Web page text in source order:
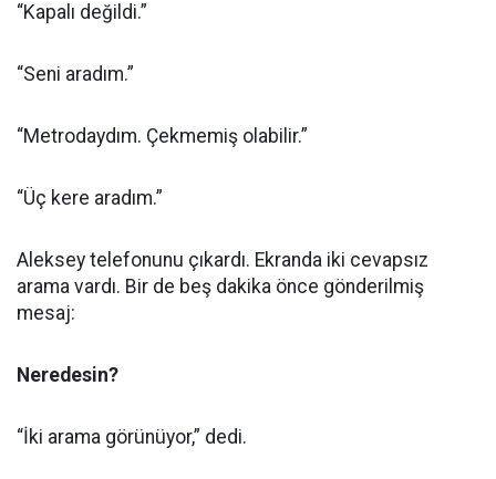
“Kapalı değildi.”
“Seni aradım.”
“Metrodaydım. Çekmemiş olabilir.”
“Üç kere aradım.”
Aleksey telefonunu çıkardı. Ekranda iki cevapsız
arama vardı. Bir de beş dakika önce gönderilmiş
mesaj:
Neredesin?
“İki arama görünüyor,” dedi.